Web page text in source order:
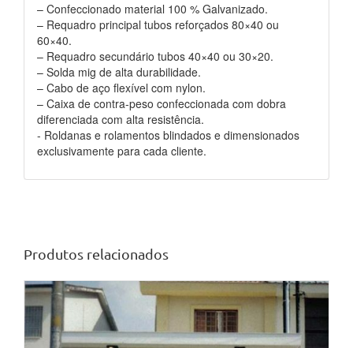
– Confeccionado material 100 % Galvanizado.
– Requadro principal tubos reforçados 80×40 ou
60×40.
– Requadro secundário tubos 40×40 ou 30×20.
– Solda mig de alta durabilidade.
– Cabo de aço flexível com nylon.
– Caixa de contra-peso confeccionada com dobra
diferenciada com alta resistência.
​- Roldanas e rolamentos blindados e dimensionados
exclusivamente para cada cliente.
Produtos relacionados